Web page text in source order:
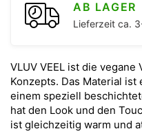
AB LAGER
Lieferzeit ca.
VLUV VEEL ist die
Konzepts. Das Material
einem speziell
hat den Look und den
ist gleichzeitig warm und